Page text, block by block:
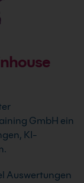
GmbH ein
KI-
Auswertungen